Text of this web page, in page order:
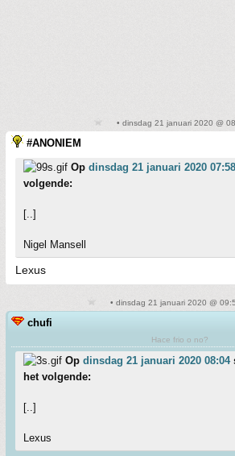
• dinsdag 21 januari 2020 @
#ANONIEM
Op dinsdag 21 januari 2020 07:58
volgende:
[..]
Nigel Mansell
Lexus
• dinsdag 21 januari 2020 @
chufi
Hace frio o no?
Op dinsdag 21 januari 2020 08:04
het volgende:
[..]
Lexus